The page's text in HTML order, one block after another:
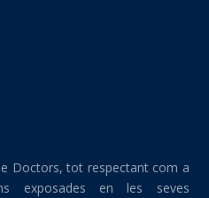
Doctors, tot respectant com a
exposades en les seves